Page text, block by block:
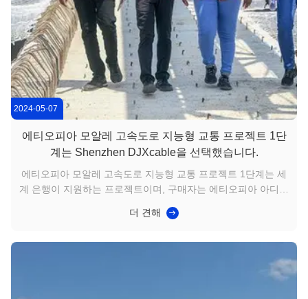
2024-05-07
에티오피아 모알레 고속도로 지능형 교통 프로젝트 1단
계는 Shenzhen DJXcable을 선택했습니다.
에티오피아 모알레 고속도로 지능형 교통 프로젝트 1단계는 세
계 은행이 지원하는 프로젝트이며, 구매자는 에티오피아 아디스
로젝트 - TRANSIP입니다. 이 프로젝트는 주로 0.6/1kV 구리 코
심천 동자신(DJXcable) 전선 & 케이블 유한회사는 심천시에 위
치해 있으며, 35년의 경험을 가진 유명한 전선 및 케이블 브랜드
더 견해